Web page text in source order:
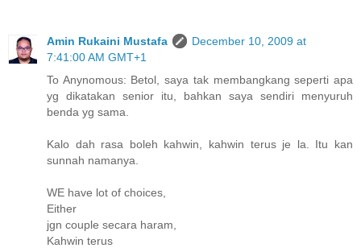
Amin Rukaini Mustafa
December 10, 2009 at
7:41:00 AM GMT+1
To Anynomous: Betol, saya tak membangkang seperti apa
yg dikatakan senior itu, bahkan saya sendiri menyuruh
benda yg sama.
Kalo dah rasa boleh kahwin, kahwin terus je la. Itu kan
sunnah namanya.
WE have lot of choices,
Either
jgn couple secara haram,
Kahwin terus